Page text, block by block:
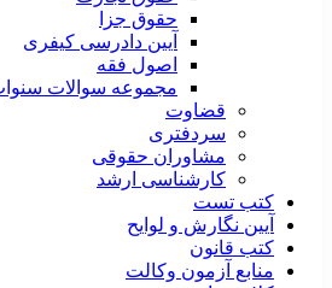
حقوق جزا
آیین دادرسی کیفری
اصول فقه
مجموعه سوالات
قضاوت
سردفتری
مشاوران حقوقی
کارشناسی ارشد
کتب تست
آیین نگارش و لوایح
کتب قانون
منابع آزمون وکالت